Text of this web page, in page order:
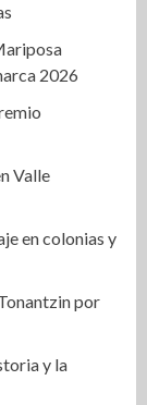
2026
Valle
en colonias y
por
y la